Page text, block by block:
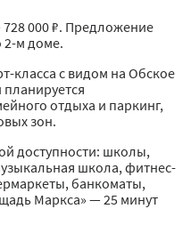
000 ₽. Предложение
2-м доме.
класса с видом на Обское
отдыха и паркинг,
зон.
доступности: школы,
школа, фитнес-
банкоматы,
Маркса» — 25 минут